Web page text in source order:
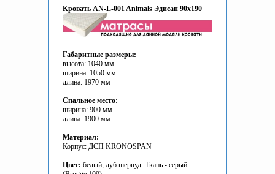
Кровать AN-L-001 Animals Эдисан 90x190
Габаритные размеры:
высота: 1040 мм
ширина: 1050 мм
длина: 1970 мм
Спальное место:
ширина: 900 мм
длина: 1900 мм
Материал:
Корпус: ДСП KRONOSPAN
Цвет: белый, дуб шервуд. Ткань - серый